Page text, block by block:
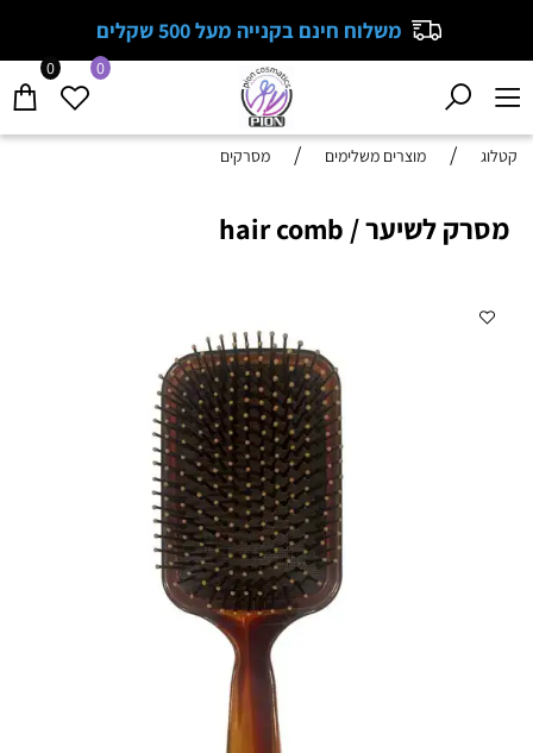
משלוח חינם בקנייה מעל 500 שקלים
0 0
קטלוג / מוצרים משלימים / מסרקים
מסרק לשיער / hair comb